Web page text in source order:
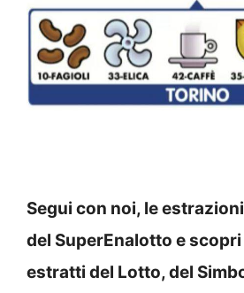
Segui con noi, le
del SuperEnalotto e scopri
estratti del Lotto, del